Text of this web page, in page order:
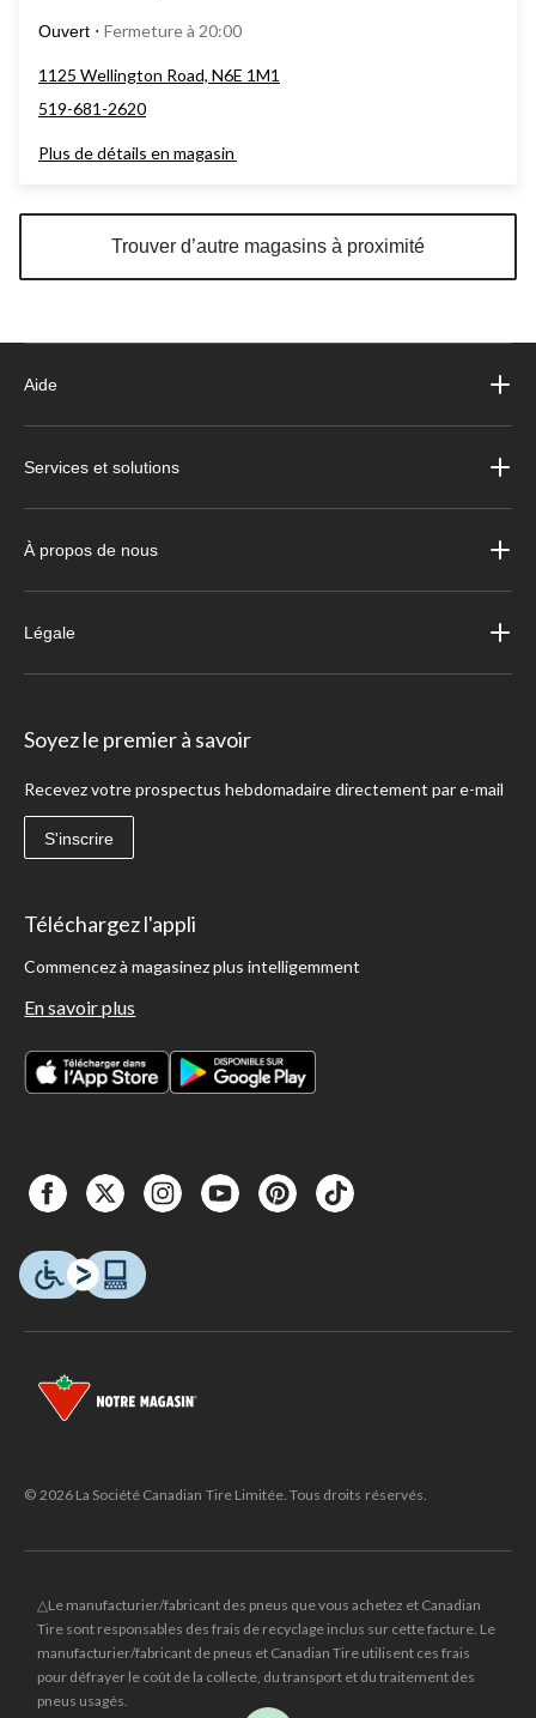
Ouvert ⋅ Fermeture à 20:00
1125 Wellington Road, N6E 1M1
519-681-2620
Plus de détails en magasin
Trouver d’autre magasins à proximité
Aide
Services et solutions
À propos de nous
Légale
Soyez le premier à savoir
Recevez votre prospectus hebdomadaire directement par e-mail
S'inscrire
Téléchargez l'appli
Commencez à magasinez plus intelligemment
En savoir plus
© 2026 La Société Canadian Tire Limitée. Tous droits réservés.
△Le manufacturier/fabricant des pneus que vous achetez et Canadian
Tire sont responsables des frais de recyclage inclus sur cette facture. Le
manufacturier/fabricant de pneus et Canadian Tire utilisent ces frais
pour défrayer le coût de la collecte, du transport et du traitement des
pneus usagés.